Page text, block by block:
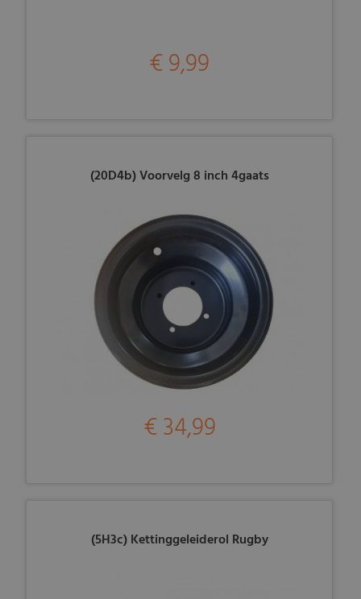
€ 9,99
(20D4b) Voorvelg 8 inch 4gaats
€ 34,99
(5H3c) Kettinggeleiderol Rugby